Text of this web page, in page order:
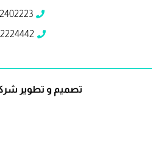
تصميم و تطوير